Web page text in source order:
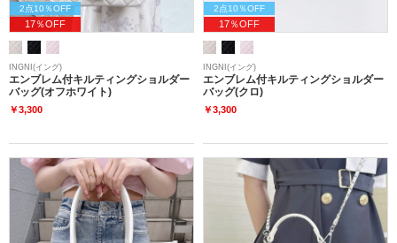
2点10％OFF
17％OFF
INGNI(イング)
エンブレム付キルティングショルダー
バッグ(オフホワイト)
￥3,300
2点10％OFF
17％OFF
INGNI(イング)
エンブレム付キルティングショルダー
バッグ(クロ)
￥3,300